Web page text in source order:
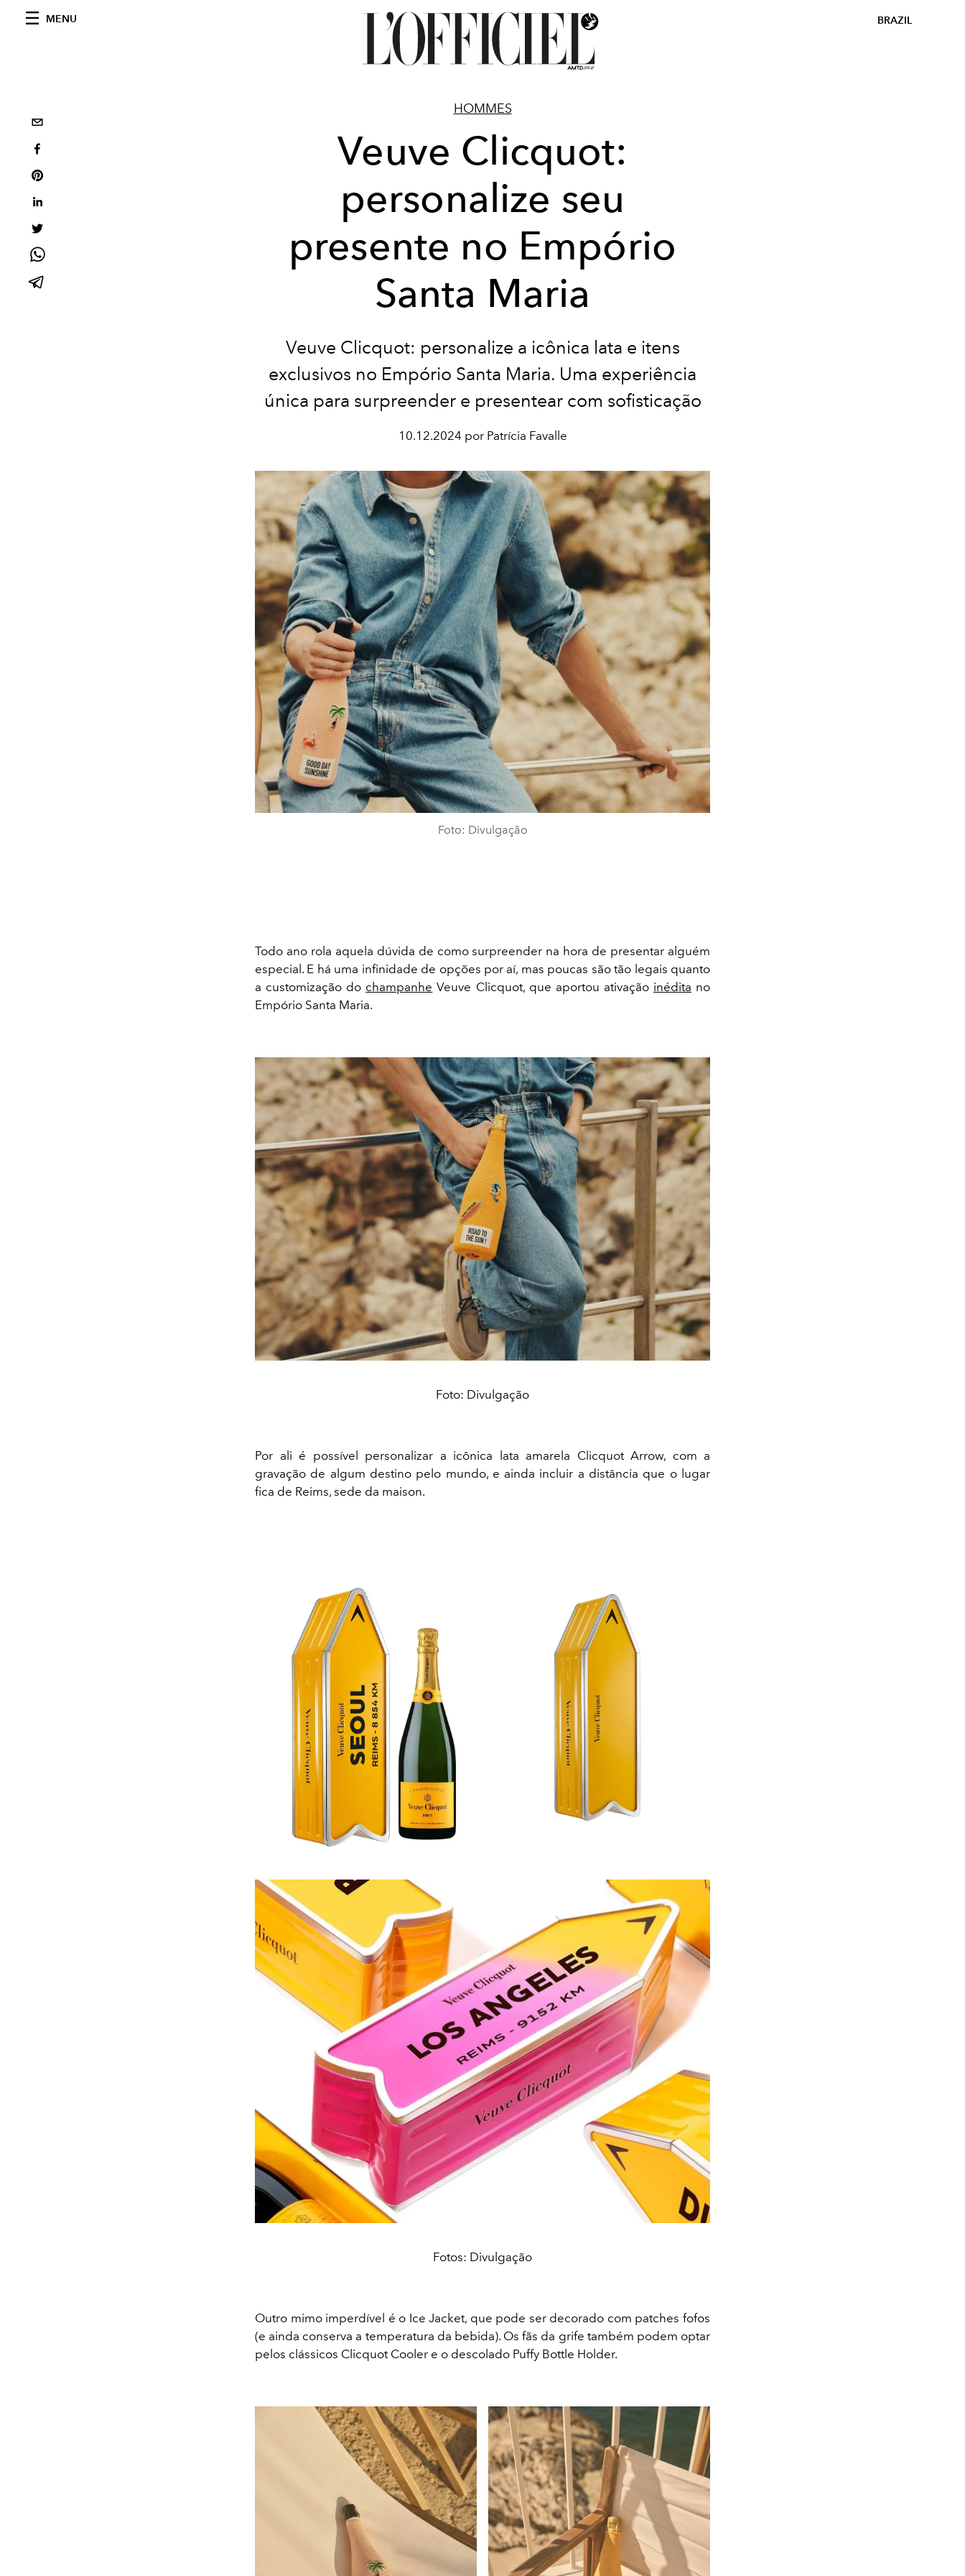
MENU BRAZIL
HOMMES
Veuve Clicquot:
personalize seu
presente no Empório
Santa Maria
Veuve Clicquot: personalize a icônica lata e itens
exclusivos no Empório Santa Maria. Uma experiência
única para surpreender e presentear com sofisticação
10.12.2024 por Patrícia Favalle
Foto: Divulgação
Todo ano rola aquela dúvida de como surpreender na hora de presentar alguém
especial. E há uma infinidade de opções por aí, mas poucas são tão legais quanto
a customização do champanhe Veuve Clicquot, que aportou ativação inédita no
Empório Santa Maria.
Foto: Divulgação
Por ali é possível personalizar a icônica lata amarela Clicquot Arrow, com a
gravação de algum destino pelo mundo, e ainda incluir a distância que o lugar
fica de Reims, sede da maison.
Fotos: Divulgação
Outro mimo imperdível é o Ice Jacket, que pode ser decorado com patches fofos
(e ainda conserva a temperatura da bebida). Os fãs da grife também podem optar
pelos clássicos Clicquot Cooler e o descolado Puffy Bottle Holder.